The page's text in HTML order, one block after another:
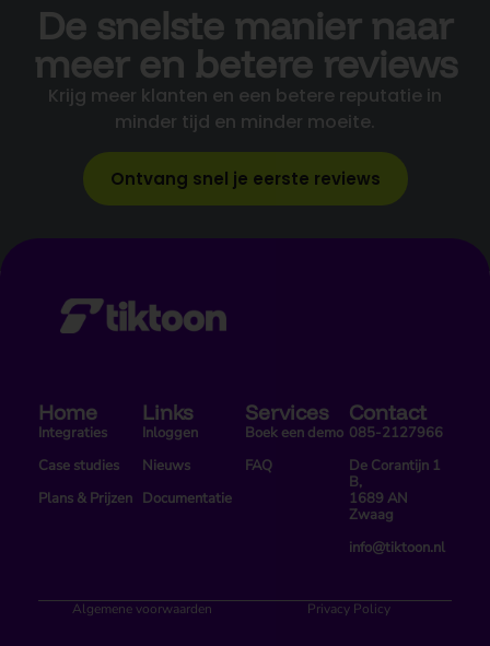
De snelste manier naar
meer en betere reviews
Krijg meer klanten en een betere reputatie in
minder tijd en minder moeite.
Ontvang snel je eerste reviews
Home
Integraties
Case studies
Plans & Prijzen
Links
Inloggen
Nieuws
Documentatie
Services
Boek een demo
FAQ
Contact
085-2127966
De Corantijn 1
B,
1689 AN
Zwaag
info@tiktoon.nl
Algemene voorwaarden Privacy Policy